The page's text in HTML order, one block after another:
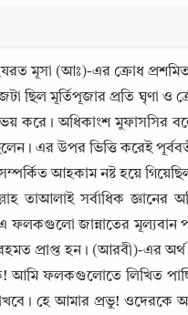
মূসা (আঃ)-এর ক্রোধ
ছিল মূর্তিপূজার প্রতি ঘৃণা ও
করে। অধিকাংশ মুফাসসির
এর উপর ভিত্তি করেই
আহকাম নষ্ট হয়ে
তাআলাই সর্বাধিক
জান্নাতের মূল্যবান
প্রাপ্ত হন। (আরবী)-এর
আমি ফলকগুলোতে লিখিত
হে আমার প্রভু!